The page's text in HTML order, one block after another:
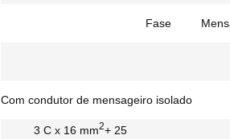
Fase
Com condutor de mensageiro isolado
3 C x 16 mm2+ 25